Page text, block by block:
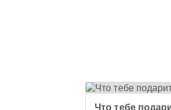
Что тебе